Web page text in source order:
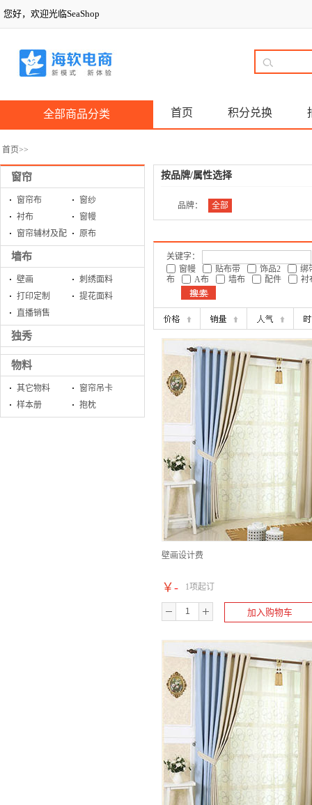
您好，欢迎光临SeaShop
全部商品分类 首页 积分兑换
首页>>
窗帘
窗帘布
窗纱
衬布
窗幔
窗帘辅材及配
件
原布
墙布
壁画
刺绣面料
打印定制
提花面料
直播销售
独秀
物料
其它物料
窗帘吊卡
样本册
抱枕
按品牌/属性选择
品牌： 全部
关键字：
窗幔
贴布带 饰品2
绑
布
A布 墙布 配件 衬
壁画设计费
￥- 1项起订
加入购物车